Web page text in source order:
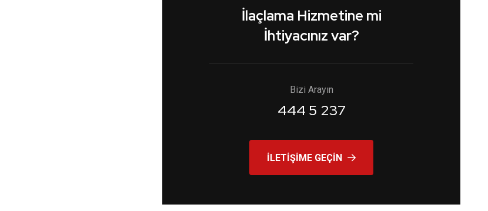
İlaçlama Hizmetine mi
İhtiyacınız var?
Bizi Arayın
444 5 237
İLETIŞIME GEÇIN